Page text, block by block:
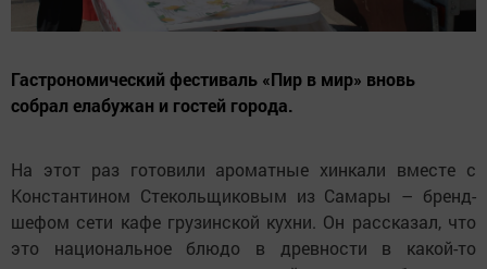
Гастрономический фестиваль «Пир в мир» вновь
собрал елабужан и гостей города.
На этот раз готовили ароматные хинкали вместе с
Константином Стекольщиковым из Самары – бренд-
шефом сети кафе грузинской кухни. Он рассказал, что
это национальное блюдо в древности в какой-то